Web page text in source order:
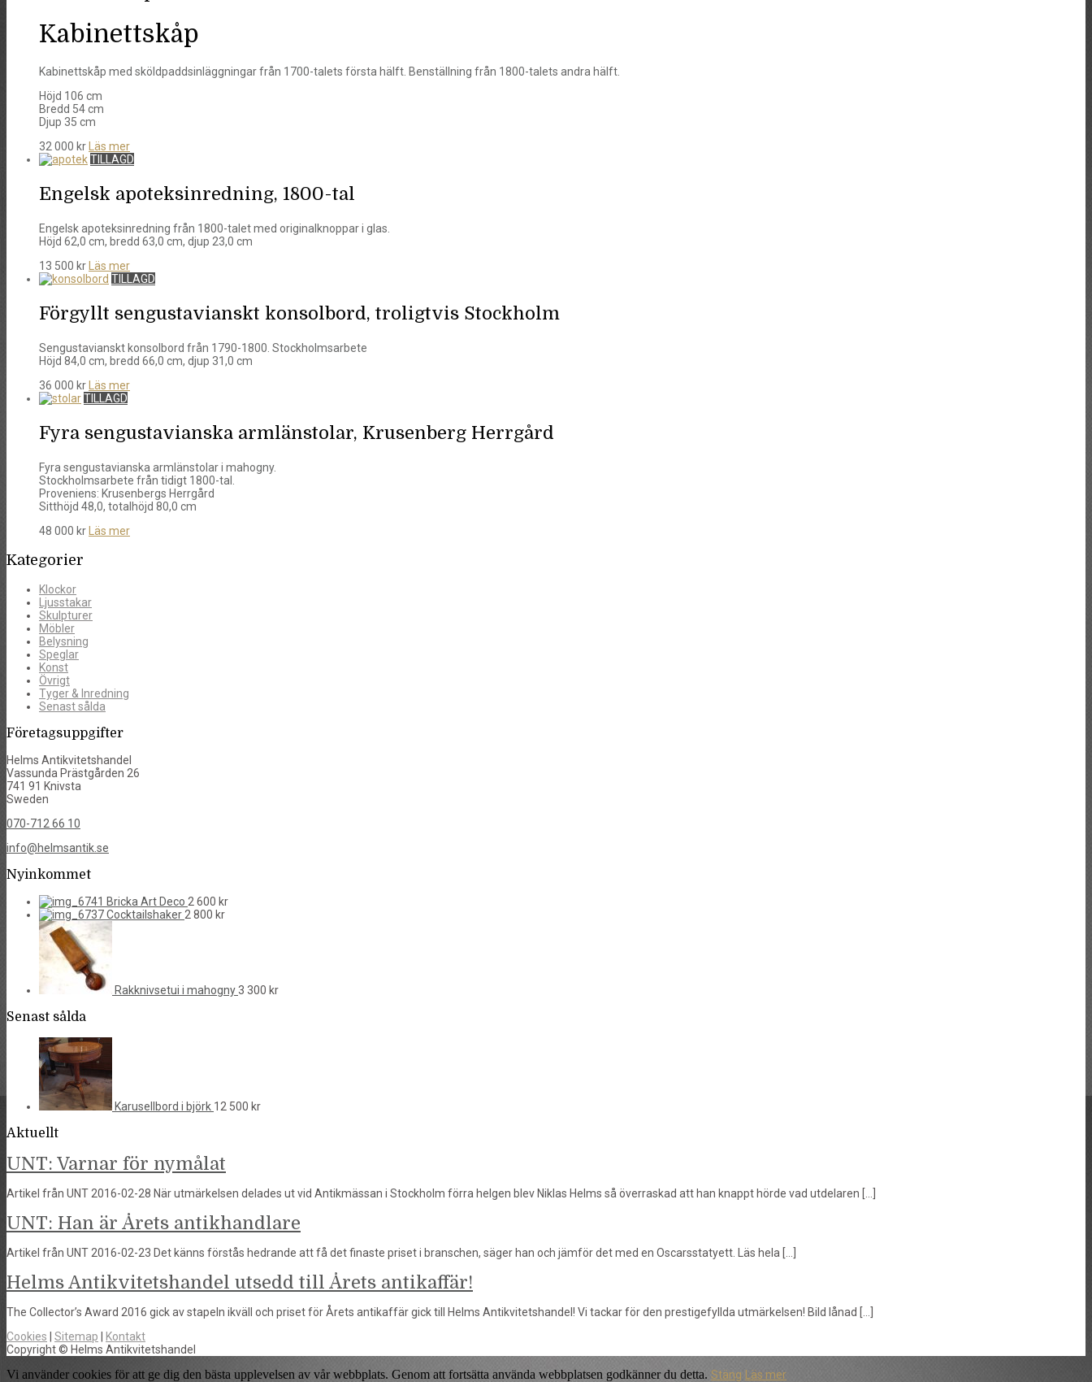
Kabinettskåp
Kabinettskåp med sköldpaddsinläggningar från 1700-talets första hälft. Benställning från 1800-talets andra hälft.
Höjd 106 cm
Bredd 54 cm
Djup 35 cm
32 000 krLäs mer
TILLAGD
Engelsk apoteksinredning, 1800-tal
Engelsk apoteksinredning från 1800-talet med originalknoppar i glas.
Höjd 62,0 cm, bredd 63,0 cm, djup 23,0 cm
13 500 krLäs mer
TILLAGD
Förgyllt sengustavianskt konsolbord, troligtvis Stockholm
Sengustavianskt konsolbord från 1790-1800. Stockholmsarbete
Höjd 84,0 cm, bredd 66,0 cm, djup 31,0 cm
36 000 krLäs mer
TILLAGD
Fyra sengustavianska armlänstolar, Krusenberg Herrgård
Fyra sengustavianska armlänstolar i mahogny.
Stockholmsarbete från tidigt 1800-tal.
Proveniens: Krusenbergs Herrgård
Sitthöjd 48,0, totalhöjd 80,0 cm
48 000 krLäs mer
Kategorier
Klockor
Ljusstakar
Skulpturer
Möbler
Belysning
Speglar
Konst
Övrigt
Tyger & Inredning
Senast sålda
Företagsuppgifter
Helms Antikvitetshandel
Vassunda Prästgården 26
741 91 Knivsta
Sweden
070-712 66 10
info@helmsantik.se
Nyinkommet
Bricka Art Deco 2 600 kr
Cocktailshaker 2 800 kr
Rakknivsetui i mahogny3 300 kr
Senast sålda
Karusellbord i björk 12 500 kr
Aktuellt
UNT: Varnar för nymålat
Artikel från UNT 2016-02-28 När utmärkelsen delades ut vid Antikmässan i Stockholm förra helgen blev Niklas Helms så överraskad att han knappt hörde vad utdelaren […]
UNT: Han är Årets antikhandlare
Artikel från UNT 2016-02-23 Det känns förstås hedrande att få det finaste priset i branschen, säger han och jämför det med en Oscarsstatyett. Läs hela […]
Helms Antikvitetshandel utsedd till Årets antikaffär!
The Collector’s Award 2016 gick av stapeln ikväll och priset för Årets antikaffär gick till Helms Antikvitetshandel! Vi tackar för den prestigefyllda utmärkelsen! Bild lånad […]
Cookies | Sitemap | Kontakt
Copyright © Helms Antikvitetshandel
Vi använder cookies för att ge dig den bästa upplevelsen av vår webbplats. Genom att fortsätta använda webbplatsen godkänner du detta. Stäng Läs mer